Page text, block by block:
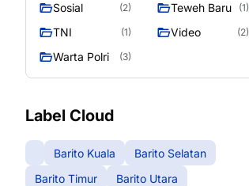
Raya
Seasen 2
Sosial (2) Teweh Baru (1)
TNI (1) Video (2)
Warta Polri (3)
Label Cloud
Barito Kuala
Barito Selatan
Barito Timur
Barito Utara